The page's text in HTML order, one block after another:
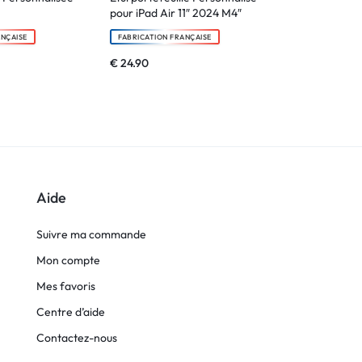
pour iPad Air 11″ 2024 M4″
FABRICATION FRANÇAISE
€24.90
Aide
Suivre ma commande
Mon compte
Mes favoris
Centre d’aide
Contactez-nous